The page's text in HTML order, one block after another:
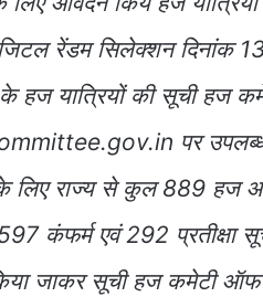
रेंडम सिलेक्शन दिनांक
के हज यात्रियों की सूची हज
पर उपलब्ध
राज्य से कुल 889 हज
कंफर्म एवं 292
किया जाकर सूची हज कमेटी